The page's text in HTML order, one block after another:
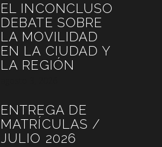
EL INCONCLUSO
DEBATE SOBRE
LA MOVILIDAD
EN LA CIUDAD Y
LA REGIÓN
ENTREGA DE
MATRÍCULAS /
JULIO 2026